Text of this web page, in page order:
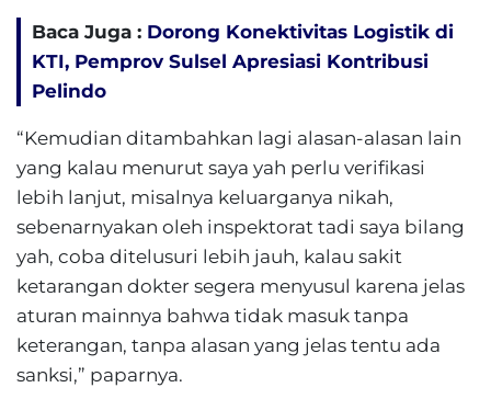
Baca Juga : Dorong Konektivitas Logistik di
KTI, Pemprov Sulsel Apresiasi Kontribusi
Pelindo
“Kemudian ditambahkan lagi alasan-alasan lain
yang kalau menurut saya yah perlu verifikasi
lebih lanjut, misalnya keluarganya nikah,
sebenarnyakan oleh inspektorat tadi saya bilang
yah, coba ditelusuri lebih jauh, kalau sakit
ketarangan dokter segera menyusul karena jelas
aturan mainnya bahwa tidak masuk tanpa
keterangan, tanpa alasan yang jelas tentu ada
sanksi,” paparnya.